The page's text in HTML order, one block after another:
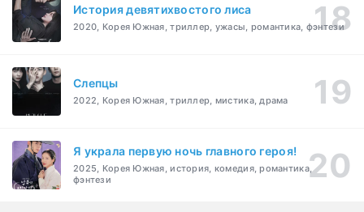
История девятихвостого лиса
2020, Корея Южная, триллер, ужасы, романтика, фэнтези
Слепцы
2022, Корея Южная, триллер, мистика, драма
Я украла первую ночь главного героя!
2025, Корея Южная, история, комедия, романтика,
фэнтези